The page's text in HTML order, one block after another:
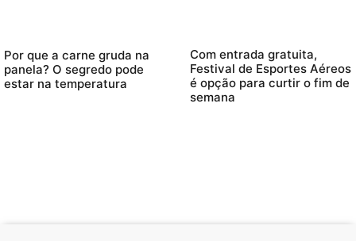
Por que a carne gruda na
panela? O segredo pode
estar na temperatura
Com entrada gratuita,
Festival de Esportes Aéreos
é opção para curtir o fim de
semana